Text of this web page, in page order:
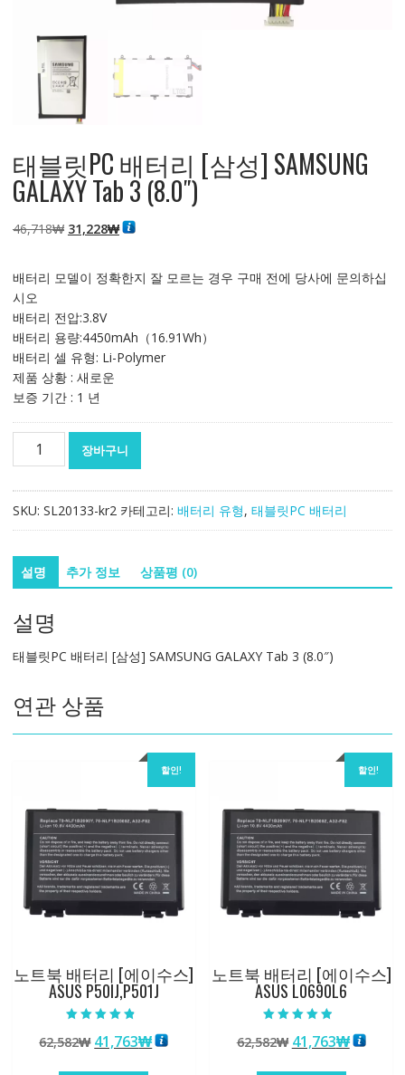
태블릿PC 배터리 [삼성] SAMSUNG
GALAXY Tab 3 (8.0″)
46,718₩ 원
격:
31,228₩현
격:
배터리 모델이 정확한지 잘 모르는 경우 구매 전에 당사에 문의하십
시오
배터리 전압:3.8V
배터리 용량:4450mAh（16.91Wh）
배터리 셀 유형: Li-Polymer
제품 상황 : 새로운
보증 기간 : 1 년
배
리
[삼
SAMSUNG
GALAXY
Tab
(8.0")
수
량
장바구니
SKU: SL20133-kr2 카테고리: 배터리 유형, 태블릿PC 배터리
설명 추가 정보 상품평 (0)
설명
태블릿PC 배터리 [삼성] SAMSUNG GALAXY Tab 3 (8.0″)
연관 상품
할인!
노트북 배터리 [에이수스]
ASUS P50IJ,P501J
4.50
로 평가됨
62,582₩ 원
41,763₩현
할인!
노트북 배터리 [에이수스]
ASUS L0690L6
4.50
로 평가됨
62,582₩ 원
41,763₩현